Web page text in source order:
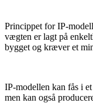
Princippet for IP-
vægten er lagt på
bygget og kræver et
IP-modellen kan fås i
men kan også